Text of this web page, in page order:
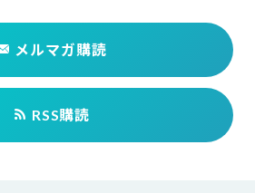
メルマガ購読
RSS購読